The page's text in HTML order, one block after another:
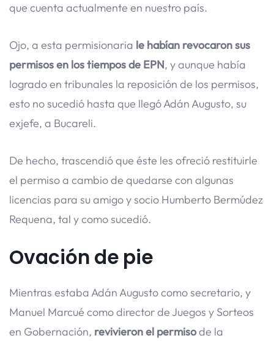
que cuenta actualmente en nuestro país.
Ojo, a esta permisionaria le habían revocaron sus
permisos en los tiempos de EPN, y aunque había
logrado en tribunales la reposición de los permisos,
esto no sucedió hasta que llegó Adán Augusto, su
exjefe, a Bucareli.
De hecho, trascendió que éste les ofreció restituirle
el permiso a cambio de quedarse con algunas
licencias para su amigo y socio Humberto Bermúdez
Requena, tal y como sucedió.
Ovación de pie
Mientras estaba Adán Augusto como secretario, y
Manuel Marcué como director de Juegos y Sorteos
en Gobernación, revivieron el permisode la